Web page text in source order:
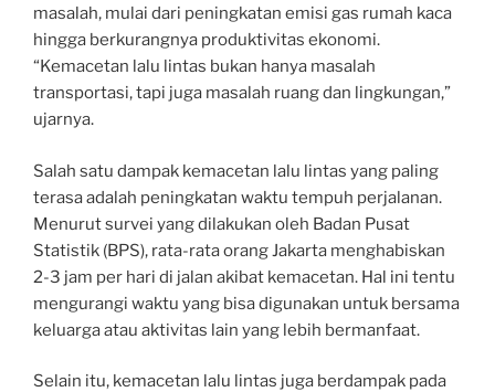
masalah, mulai dari peningkatan emisi gas rumah kaca
hingga berkurangnya produktivitas ekonomi.
“Kemacetan lalu lintas bukan hanya masalah
transportasi, tapi juga masalah ruang dan lingkungan,”
ujarnya.
Salah satu dampak kemacetan lalu lintas yang paling
terasa adalah peningkatan waktu tempuh perjalanan.
Menurut survei yang dilakukan oleh Badan Pusat
Statistik (BPS), rata-rata orang Jakarta menghabiskan
2-3 jam per hari di jalan akibat kemacetan. Hal ini tentu
mengurangi waktu yang bisa digunakan untuk bersama
keluarga atau aktivitas lain yang lebih bermanfaat.
Selain itu, kemacetan lalu lintas juga berdampak pada